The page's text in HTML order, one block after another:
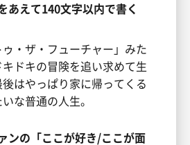
あえて140文字以内で書く
・ザ・フューチャー」みた
ドキの冒険を追い求めて生
はやっぱり家に帰ってくる
な普通の人生。
ンの「ここが好き/ここが面